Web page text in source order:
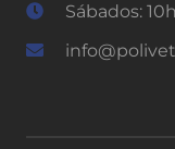
Sábados:
Puedes aprender